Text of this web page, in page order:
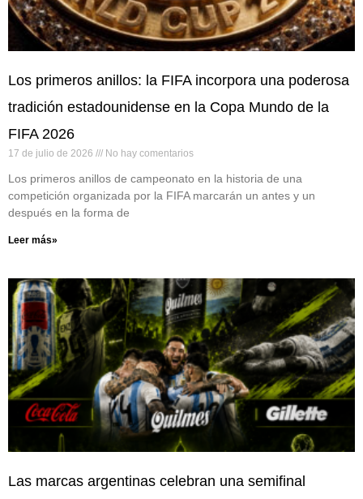
Los primeros anillos: la FIFA incorpora una poderosa
tradición estadounidense en la Copa Mundo de la
FIFA 2026
17 de julio de 2026 No hay comentarios
Los primeros anillos de campeonato en la historia de una
competición organizada por la FIFA marcarán un antes y un
después en la forma de
Leer más»
Las marcas argentinas celebran una semifinal